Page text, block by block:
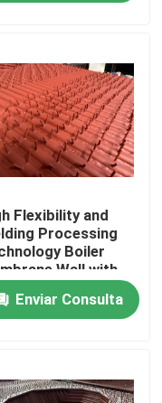
Flexibility and
Processing
Boiler
Wall with
Enviar Consulta